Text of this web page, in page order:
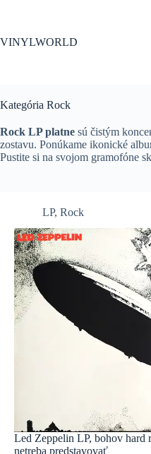
VINYLWORLD
Kategória Rock
Rock LP platne sú čistým
zostavu. Ponúkame ikonické
Pustite si na svojom gramofóne
LP, Rock
Led Zeppelin LP, bohov hard
netreba predstavovať